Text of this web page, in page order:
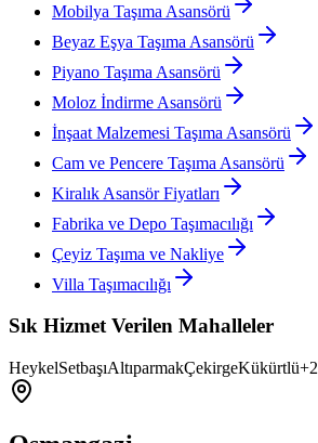
Mobilya Taşıma Asansörü
Beyaz Eşya Taşıma Asansörü
Piyano Taşıma Asansörü
Moloz İndirme Asansörü
İnşaat Malzemesi Taşıma Asansörü
Cam ve Pencere Taşıma Asansörü
Kiralık Asansör Fiyatları
Fabrika ve Depo Taşımacılığı
Çeyiz Taşıma ve Nakliye
Villa Taşımacılığı
Sık Hizmet Verilen Mahalleler
HeykelSetbaşıAltıparmakÇekirgeKükürtlü+2